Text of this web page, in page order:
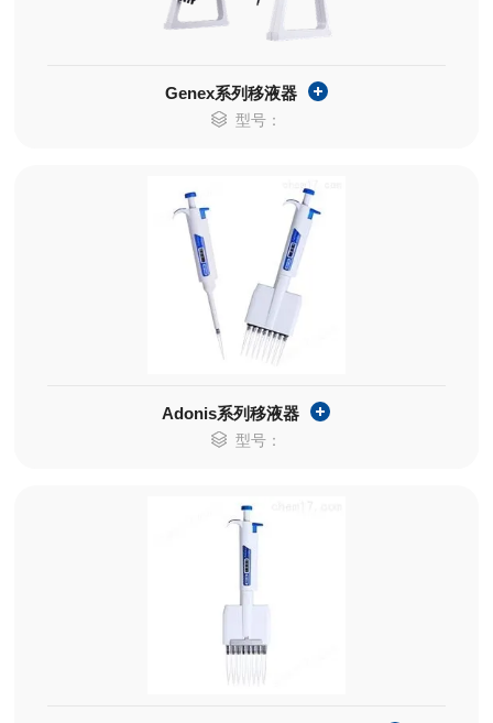
Genex系列移液器
型号：
Adonis系列移液器
型号：